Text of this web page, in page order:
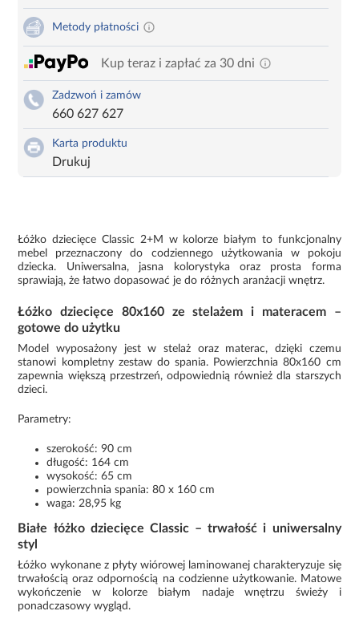
Metody płatności
Kup teraz i zapłać za 30 dni
Zadzwoń i zamów
660 627 627
Karta produktu
Drukuj
Łóżko dziecięce Classic 2+M w kolorze białym to funkcjonalny
mebel przeznaczony do codziennego użytkowania w pokoju
dziecka. Uniwersalna, jasna kolorystyka oraz prosta forma
sprawiają, że łatwo dopasować je do różnych aranżacji wnętrz.
Łóżko dziecięce 80x160 ze stelażem i materacem –
gotowe do użytku
Model wyposażony jest w stelaż oraz materac, dzięki czemu
stanowi kompletny zestaw do spania. Powierzchnia 80x160 cm
zapewnia większą przestrzeń, odpowiednią również dla starszych
dzieci.
Parametry:
szerokość: 90 cm
długość: 164 cm
wysokość: 65 cm
powierzchnia spania: 80 x 160 cm
waga: 28,95 kg
Białe łóżko dziecięce Classic – trwałość i uniwersalny
styl
Łóżko wykonane z płyty wiórowej laminowanej charakteryzuje się
trwałością oraz odpornością na codzienne użytkowanie. Matowe
wykończenie w kolorze białym nadaje wnętrzu świeży i
ponadczasowy wygląd.